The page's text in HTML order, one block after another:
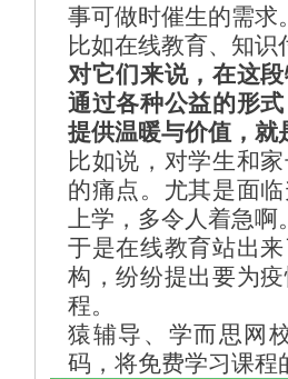
事可做时催生的需求
比如在线教育、知
对它们来说，在这
通过各种公益的形
提供温暖与价值，就
比如说，对学生和
的痛点。尤其是面
上学，多令人着急啊
于是在线教育站出
构，纷纷提出要为
程。
猿辅导、学而思网
码，将免费学习课程